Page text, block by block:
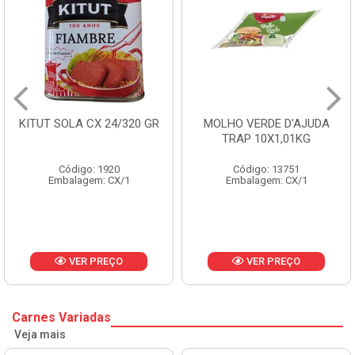
KITUT SOLA CX 24/320 GR
Código: 1920
Embalagem: CX/1
VER PREÇO
MOLHO VERDE D'AJUDA
TRAP 10X1,01KG
Código: 13751
Embalagem: CX/1
VER PREÇO
Carnes Variadas
Veja mais